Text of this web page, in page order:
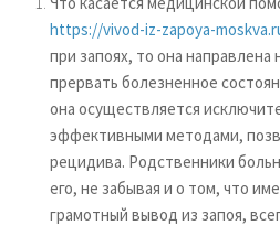
https://vivod-iz-zapoya-
при запоях, то она
прервать болезненное
она осуществляется
эффективными методами,
рецидива. Родственники
его, не забывая и о том, что
грамотный вывод из запоя,